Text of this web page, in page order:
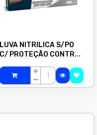
LUVA NITRILICA S/PO
C/ PROTEÇÃO CONTRA
PRETA M C/100 NOBRE